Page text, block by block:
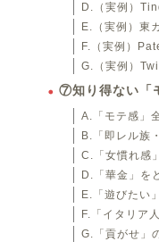
D.（実例）
E.（実例）東
F.（実例）
G.（実例）
⑦知り得ない「
A.「モテ感」
B.「即レル族
C.「女慣れ感
D.「華金」を
E.「遊びたい
F.「イタリア
G.「貢がせ」